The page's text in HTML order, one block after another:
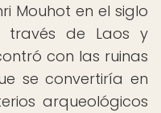
Mouhot en el siglo
través de Laos y
con las ruinas
se convertiría en
arqueológicos